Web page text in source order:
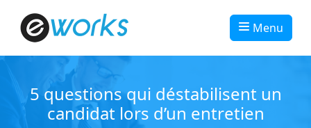
Menu
5 questions qui déstabilisent un
candidat lors d’un entretien